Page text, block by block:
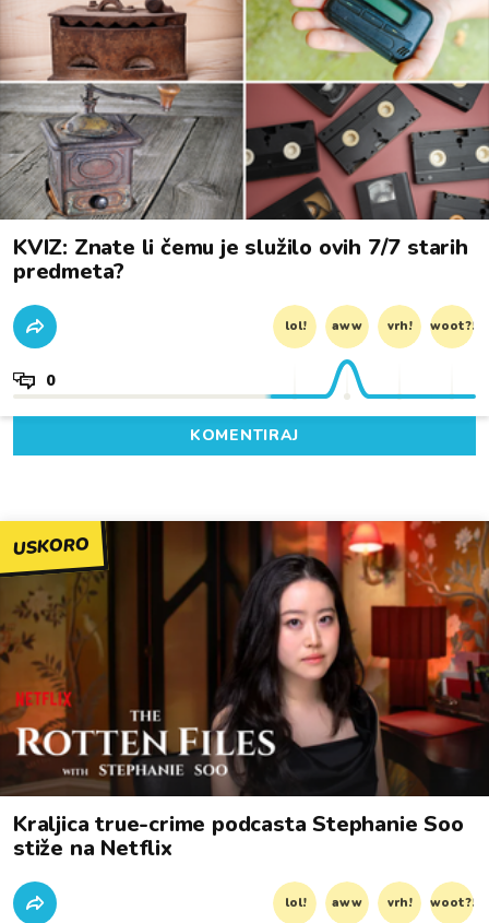
KVIZ: Znate li čemu je služilo ovih 7/7 starih
predmeta?
lol! aww vrh! woot?!
0
KOMENTIRAJ
USKORO
Kraljica true-crime podcasta Stephanie Soo
stiže na Netflix
lol! aww vrh! woot?!